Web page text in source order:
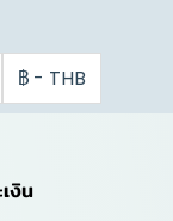
฿ - THB
งิน